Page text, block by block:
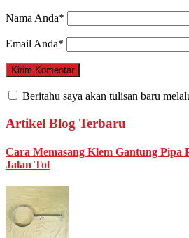
Nama Anda*
Email Anda*
Beritahu saya akan tulisan baru
Artikel Blog Terbaru
Cara Memasang Klem Gantung Pipa
Jalan Tol